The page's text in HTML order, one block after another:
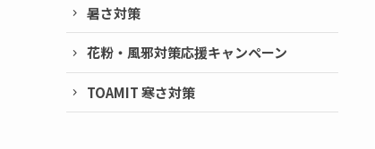
暑さ対策
花粉・風邪対策応援キャンペーン
TOAMIT 寒さ対策